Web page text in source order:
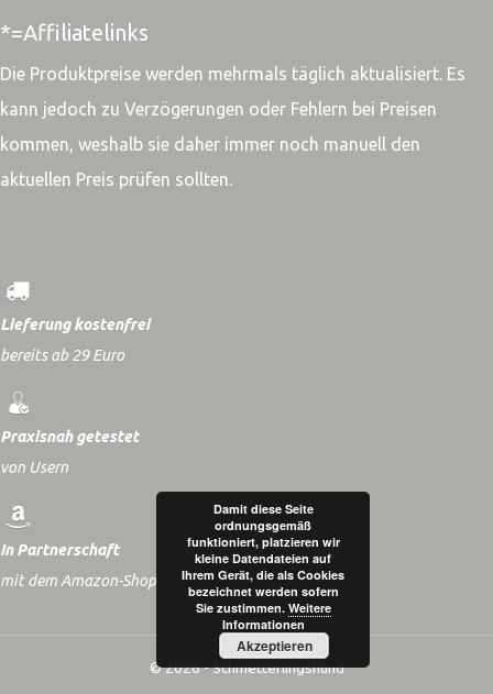
*=Affiliatelinks
Die Produktpreise werden mehrmals täglich aktualisiert. Es
kann jedoch zu Verzögerungen oder Fehlern bei Preisen
kommen, weshalb sie daher immer noch manuell den
aktuellen Preis prüfen sollten.
Lieferung kostenfrei
bereits ab 29 Euro
Praxisnah getestet
von Usern
In Partnerschaft
mit dem Amazon-Shop
© 2026 - Schmetterlingshund
Damit diese Seite
ordnungsgemäß
funktioniert, platzieren wir
kleine Datendateien auf
Ihrem Gerät, die als Cookies
bezeichnet werden sofern
Sie zustimmen. Weitere
Informationen
Akzeptieren